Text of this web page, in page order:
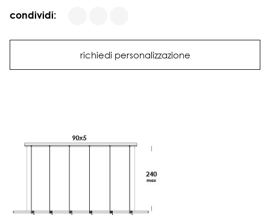
condividi:
richiedi personalizzazione